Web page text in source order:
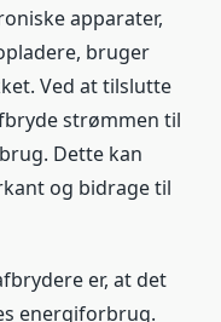
apparater,
bruger
Ved at tilslutte
strømmen til
Dette kan
og bidrage til
er, at det
energiforbrug.